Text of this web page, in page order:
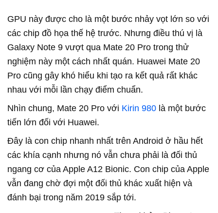
GPU này được cho là một bước nhảy vọt lớn so với
các chip đồ họa thế hệ trước. Nhưng điều thú vị là
Galaxy Note 9 vượt qua Mate 20 Pro trong thử
nghiệm này một cách nhất quán. Huawei Mate 20
Pro cũng gây khó hiểu khi tạo ra kết quả rất khác
nhau với mỗi lần chạy điểm chuẩn.
Nhìn chung, Mate 20 Pro với Kirin 980 là một bước
tiến lớn đối với Huawei.
Đây là con chip nhanh nhất trên Android ở hầu hết
các khía cạnh nhưng nó vẫn chưa phải là đối thủ
ngang cơ của Apple A12 Bionic. Con chip của Apple
vẫn đang chờ đợi một đối thủ khác xuất hiện và
đánh bại trong năm 2019 sắp tới.